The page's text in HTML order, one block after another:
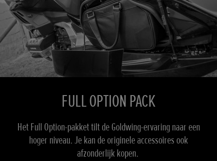
FULL OPTION PACK
Het Full Option-pakket tilt de Goldwing-ervaring naar een
hoger niveau. Je kan de originele accessoires ook
afzonderlijk kopen.